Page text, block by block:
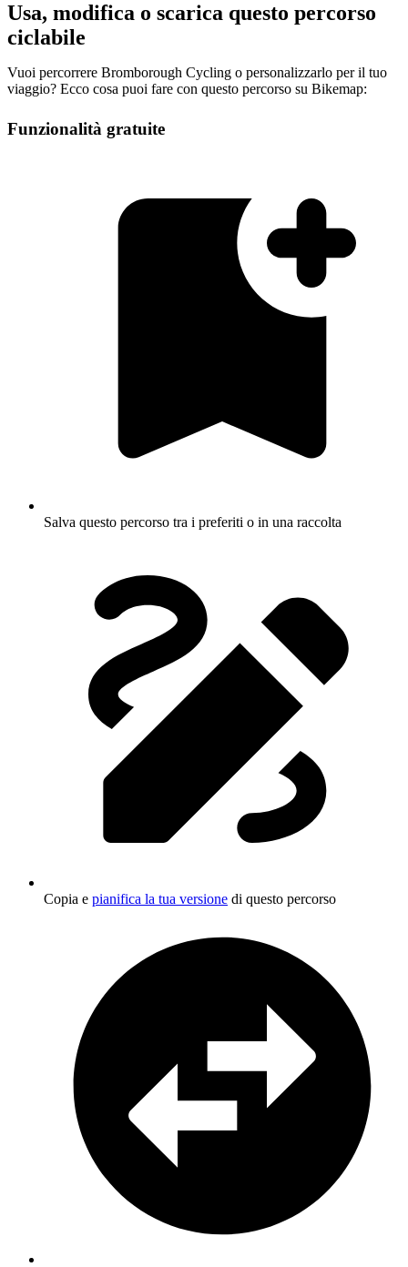
Usa, modifica o scarica questo percorso
ciclabile
Vuoi percorrere Bromborough Cycling o personalizzarlo per il tuo
viaggio? Ecco cosa puoi fare con questo percorso su Bikemap:
Funzionalità gratuite
Salva questo percorso tra i preferiti o in una raccolta
Copia e pianifica la tua versione di questo percorso